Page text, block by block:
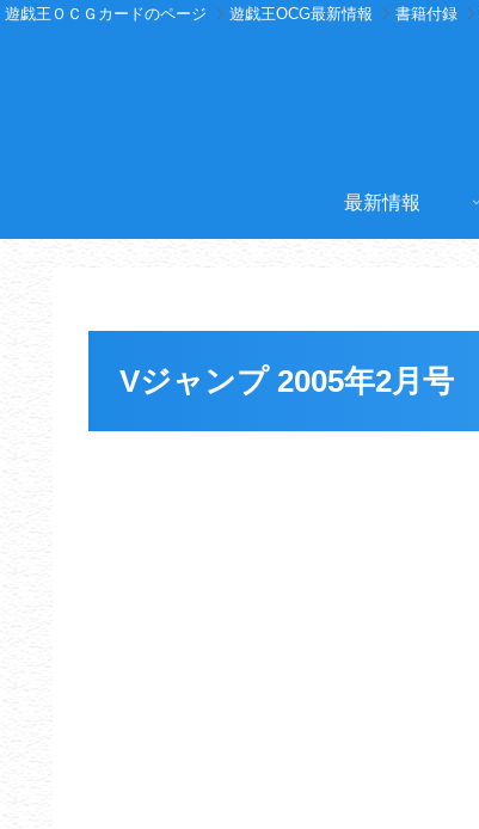
遊戯王ＯＣＧカードのページ 遊戯王OCG最新情報 書籍付録
最新情報
Vジャンプ 2005年2月号